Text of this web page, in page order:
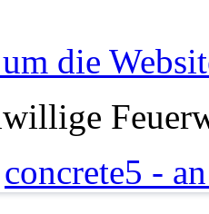
die
concrete5 -